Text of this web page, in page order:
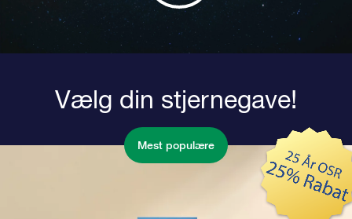
Vælg din stjernegave!
Mest populære